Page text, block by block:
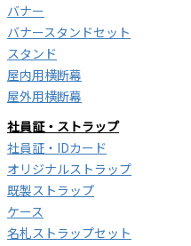
バナー
バナースタンドセット
スタンド
屋内用横断幕
屋外用横断幕
社員証・ストラップ
社員証・IDカード
オリジナルストラップ
既製ストラップ
ケース
名札ストラップセット